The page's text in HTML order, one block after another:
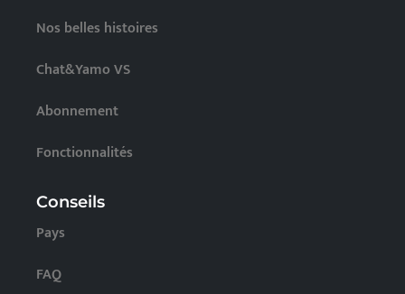
Nos belles histoires
Chat&Yamo VS
Abonnement
Fonctionnalités
Conseils
Pays
FAQ